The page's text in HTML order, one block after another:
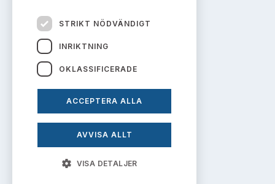
Publikationer och anföranden
Om innehållet
Om webbplatsen
Prenumerera på uttalanden
STRIKT NÖDVÄNDIGT
INRIKTNING
OKLASSIFICERADE
ACCEPTERA ALLA
AVVISA ALLT
VISA DETALJER